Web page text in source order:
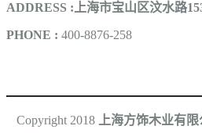
ADDRESS :上海市宝山区汶水路
PHONE : 400-8876-258
Copyright 2018 上海方饰木业有